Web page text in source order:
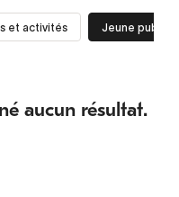
et activités Jeune public
aucun résultat.